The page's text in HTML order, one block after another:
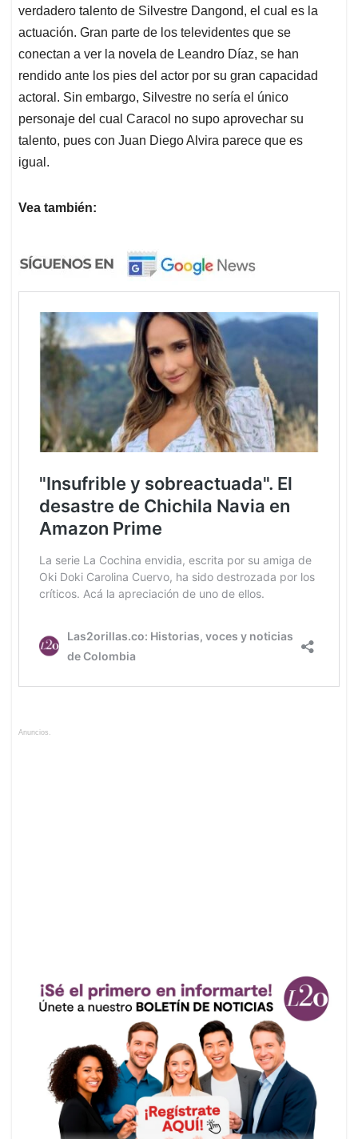
verdadero talento de Silvestre Dangond, el cual es la
actuación. Gran parte de los televidentes que se
conectan a ver la novela de Leandro Díaz, se han
rendido ante los pies del actor por su gran capacidad
actoral. Sin embargo, Silvestre no sería el único
personaje del cual Caracol no supo aprovechar su
talento, pues con Juan Diego Alvira parece que es
igual.
Vea también:
Anuncios.